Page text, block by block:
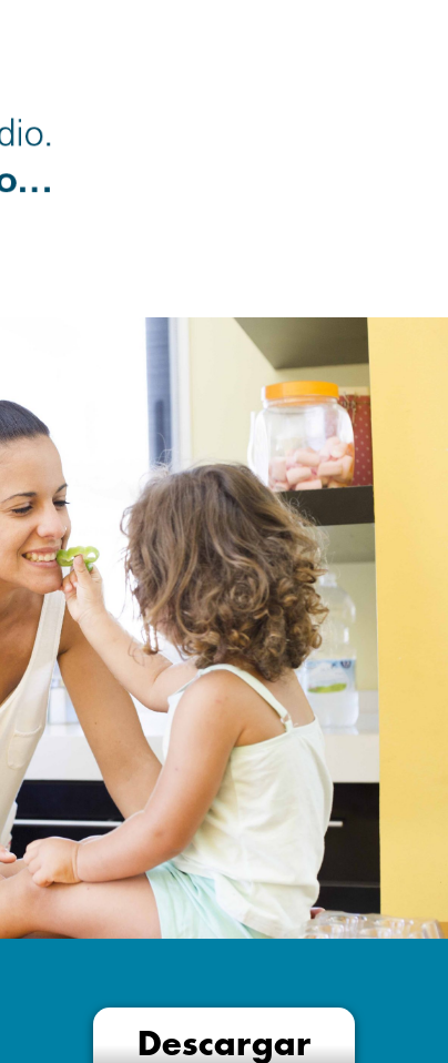
Descargar